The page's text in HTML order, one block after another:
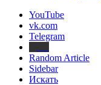
YouTube
vk.com
Telegram
Random Article
Sidebar
Искать